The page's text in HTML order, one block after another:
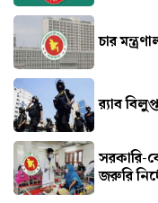
চার
র‍্যাব
সরকারি-
জরুরি